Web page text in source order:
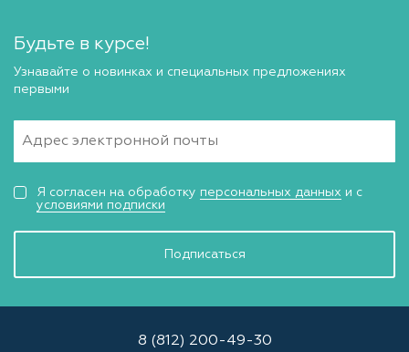
Будьте в курсе!
Узнавайте о новинках и специальных предложениях
первыми
Подписаться
Я согласен на обработку персональных данных и с
условиями подписки
8 (812) 200-49-30